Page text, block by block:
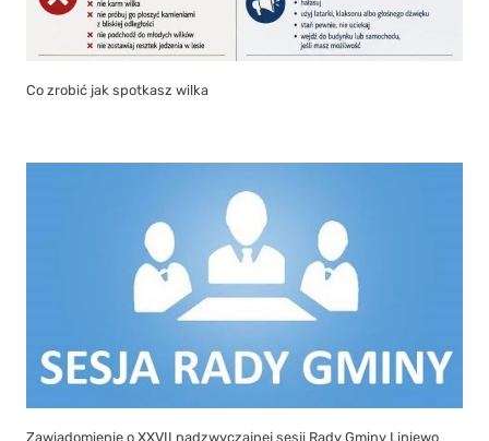
Co zrobić jak spotkasz wilka
Zawiadomienie o XXVII nadzwyczajnej sesji Rady Gminy Liniewo